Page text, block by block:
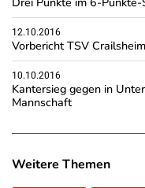
12.10.2016
Vorbericht TSV
10.10.2016
Kantersieg gegen in
Mannschaft
Weitere Themen